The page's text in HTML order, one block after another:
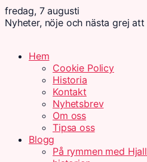
fredag, 7 augusti
Nyheter, nöje och nästa grej att
Hem
Cookie Policy
Historia
Kontakt
Nyhetsbrev
Om oss
Tipsa oss
Blogg
På rymmen med